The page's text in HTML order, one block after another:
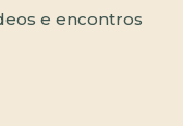
e encontros